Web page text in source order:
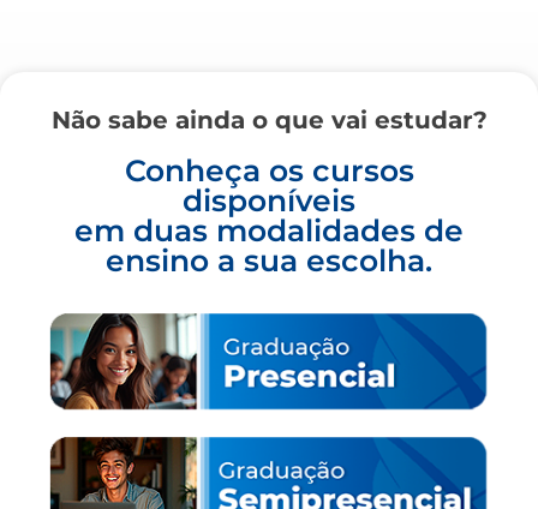
Não sabe ainda o que vai estudar?
Conheça os cursos
disponíveis
em duas modalidades de
ensino a sua escolha.